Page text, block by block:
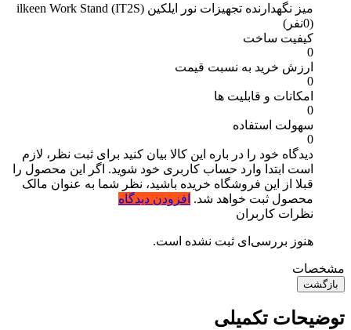
میز نگهدارنده تجهیزات نور ایلکین (ilkeen Work Stand (IT2S
(0نفر)
کیفیت ساخت
0
ارزش خرید به نسبت قیمت
0
امکانات و قابلیت ها
0
سهولت استفاده
0
دیدگاه خود را در باره این کالا بیان کنید برای ثبت نظر، لازم
است ابتدا وارد حساب کاربری خود شوید. اگر این محصول را
قبلا از این فروشگاه خریده باشید، نظر شما به عنوان مالک
محصول ثبت خواهد شد. افزودن دیدگاه
نظرات کاربران
هنوز بررسی‌ای ثبت نشده است.
مشخصات
بازگشت
توضیحات تکمیلی